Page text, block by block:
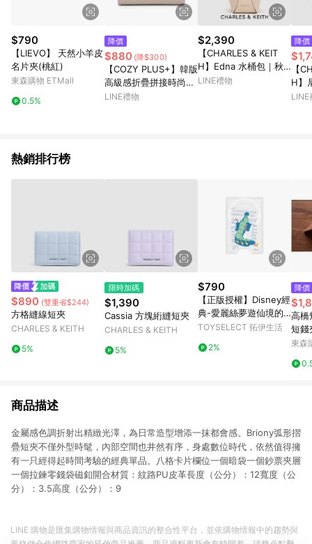
$790
【LIEVO】 天然小羊皮
名片夾(桃紅)
東森購物 ETMall
0.5%
降價
$880 (降$300)
【COZY PLUS+】韓版
高級感折疊拼接時尚短
夾 #W1346 零錢包 皮
LINE禮物
$2,390
【CHARLES & KEIT
H】Edna 水桶包｜秋
冬新品｜陪伴你每個重
LINE禮物
降價
【
H】
L)｜
LINE
熱銷排行榜
$890 (雙重省$244)
方格縫線短夾
CHARLES & KEITH
5%
限時加碼
$1,390
Cassia 方塊絎縫短夾
CHARLES & KEITH
5%
$790
【正版授權】Disney經
典-愛麗絲夢遊仙境的
毛毛蟲MagSafe磁吸卡
TOYSELECT 拓伊生活
2%
降價
高橋短
短錢
東森
商品描述
金屬感色調折射出精緻光澤，為日常造型增添一抹都會感。Briony弧形摺
疊短夾不僅外型時髦，內部空間也井然有序，身處數位時代，依然值得擁
有一只經得起時間考驗的經典單品。八格卡片欄位一個暗袋一個鈔票夾層
一個拉鍊零錢袋磁釦開合材質：紋路PU皮革長度（公分）：12寬度（公
分）：3.5高度（公分）：9
LINE 購物是匯集購物情報與商品資訊的整合性平台，並依購物情報中的趨勢與